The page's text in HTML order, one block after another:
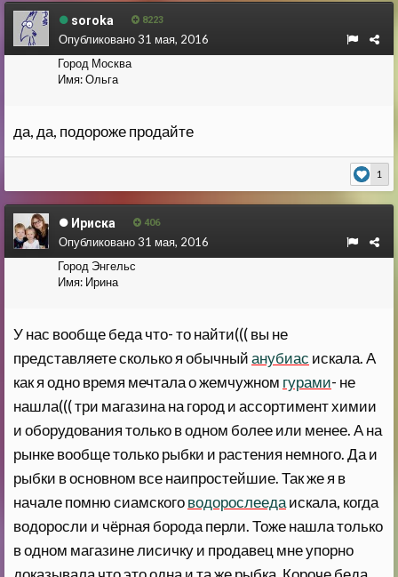
soroka 8223
Город Москва
Имя:Ольга
Опубликовано31 мая, 2016
да, да, подороже продайте
1
Ириска 406
Город Энгельс
Имя: Ирина
Опубликовано31 мая, 2016
У нас вообще беда что- то найти((( вы не
представляете сколько я обычныйанубиас искала. А
как я одно время мечтала о жемчужном гурами- не
нашла((( три магазина на город и ассортимент химии
и оборудования только в одном более или менее. А на
рынке вообще только рыбки и растения немного. Да и
рыбки в основном все наипростейшие. Так же я в
начале помню сиамскоговодорослеедаискала, когда
водоросли и чёрная борода перли. Тоже нашла только
в одном магазине лисичку и продавец мне упорно